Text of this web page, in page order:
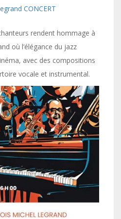
CONCERT
rendent hommage à
où l’élégance du jazz
avec des compositions
vocale et instrumental.